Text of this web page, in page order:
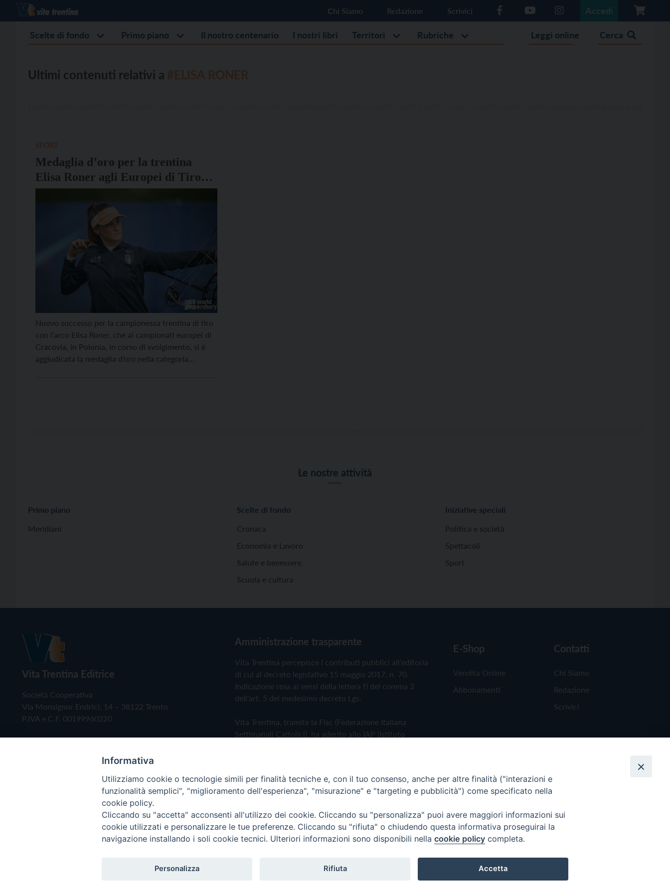
Chi Siamo Redazione Scrivici Accedi
Scelte di fondo Primo piano Il nostro centenario I nostri libri Territori Rubriche Leggi online Cerca
Ultimi contenuti relativi a
Medaglia d’oro per la trentina
Elisa Roner agli Europei di Tiro
con l’arco
Nuovo successo per la campionessa trentina di tiro
con l’arco Elisa Roner, che ai campionati europei di
Cracovia, in Polonia, in corso di svolgimento, si è
aggiudicata la medaglia d’oro nella categoria
Le nostre attività
Primo piano
Meridiani
Scelte di fondo
Cronaca
Economia e Lavoro
Salute e benessere
Scuola e cultura
Iniziative speciali
Politica e società
Spettacoli
Sport
Vita Trentina Editrice
Società Cooperativa
Via Monsignor Endrici, 14 – 38122 Trento
P.IVA e C.F. 00199960220
Amministrazione trasparente
Vita Trentina percepisce i contributi pubblici all'editoria
di cui al decreto legislativo 15 maggio 2017, n. 70.
Indicazione resa ai sensi della lettera f) del comma 2
dell'art. 5 del medesimo decreto Lgs.
Vita Trentina, tramite la Fisc (Federazione Italiana
Settimanali Cattolici), ha aderito allo IAP (Istituto
Privacy Policy Cookie Policy
E-Shop
Vendita Online
Abbonamenti
Contatti
Chi Siamo
Redazione
Scrivici
Copyright © 2019 - Tutti i diritti riservati - Vita Trentina Editrice
Informativa
Utilizziamo cookie o tecnologie simili per finalità tecniche e, con il tuo consenso, anche per altre finalità ("interazioni e
funzionalità semplici", "miglioramento dell'esperienza", "misurazione" e "targeting e pubblicità") come specificato nella
cookie policy.
Cliccando su "accetta" acconsenti all'utilizzo dei cookie. Cliccando su "personalizza" puoi avere maggiori informazioni sui
cookie utilizzati e personalizzare le tue preferenze. Cliccando su "rifiuta" o chiudendo questa informativa proseguirai la
navigazione installando i soli cookie tecnici. Ulteriori informazioni sono disponibili nella cookie policy completa.
Personalizza Rifiuta Accetta